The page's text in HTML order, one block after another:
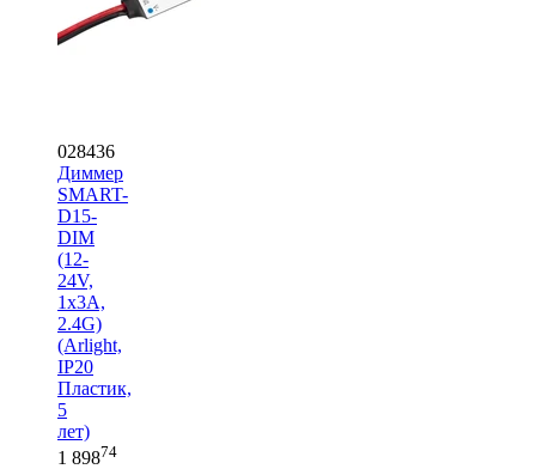
028436
Диммер
SMART-
D15-
DIM
(12-
24V,
1x3A,
2.4G)
(Arlight,
IP20
Пластик,
5
лет)
1 89874